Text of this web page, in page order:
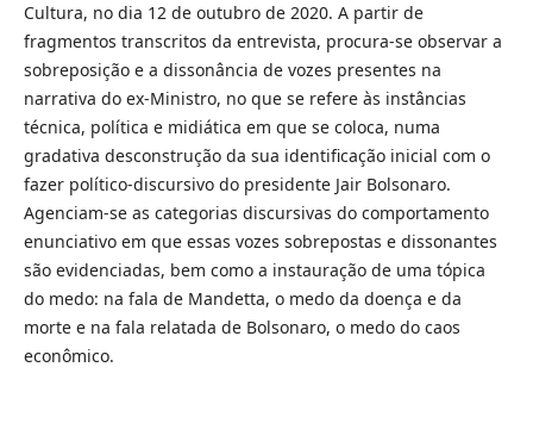
Cultura, no dia 12 de outubro de 2020. A partir de
fragmentos transcritos da entrevista, procura-se observar a
sobreposição e a dissonância de vozes presentes na
narrativa do ex-Ministro, no que se refere às instâncias
técnica, política e midiática em que se coloca, numa
gradativa desconstrução da sua identificação inicial com o
fazer político-discursivo do presidente Jair Bolsonaro.
Agenciam-se as categorias discursivas do comportamento
enunciativo em que essas vozes sobrepostas e dissonantes
são evidenciadas, bem como a instauração de uma tópica
do medo: na fala de Mandetta, o medo da doença e da
morte e na fala relatada de Bolsonaro, o medo do caos
econômico.